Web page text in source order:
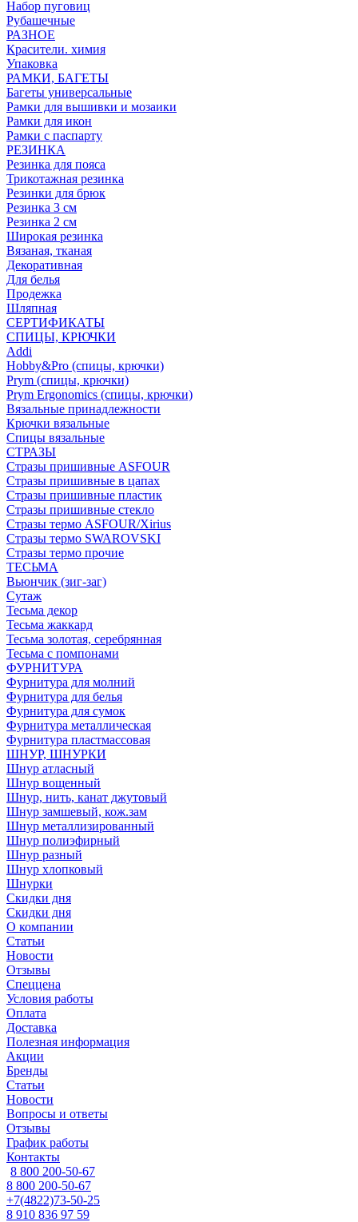
Набор пуговиц
Рубашечные
РАЗНОЕ
Красители. химия
Упаковка
РАМКИ, БАГЕТЫ
Багеты универсальные
Рамки для вышивки и мозаики
Рамки для икон
Рамки с паспарту
РЕЗИНКА
Резинка для пояса
Трикотажная резинка
Резинки для брюк
Резинка 3 см
Резинка 2 см
Широкая резинка
Вязаная, тканая
Декоративная
Для белья
Продежка
Шляпная
СЕРТИФИКАТЫ
СПИЦЫ, КРЮЧКИ
Addi
Hobby&Pro (спицы, крючки)
Prym (спицы, крючки)
Prym Ergonomics (спицы, крючки)
Вязальные принадлежности
Крючки вязальные
Спицы вязальные
СТРАЗЫ
Стразы пришивные ASFOUR
Стразы пришивные в цапах
Стразы пришивные пластик
Стразы пришивные стекло
Стразы термо ASFOUR/Xirius
Стразы термо SWAROVSKI
Стразы термо прочие
ТЕСЬМА
Вьюнчик (зиг-заг)
Сутаж
Тесьма декор
Тесьма жаккард
Тесьма золотая, серебрянная
Тесьма с помпонами
ФУРНИТУРА
Фурнитура для молний
Фурнитура для белья
Фурнитура для сумок
Фурнитура металлическая
Фурнитура пластмассовая
ШНУР, ШНУРКИ
Шнур атласный
Шнур вощенный
Шнур, нить, канат джутовый
Шнур замшевый, кож.зам
Шнур металлизированный
Шнур полиэфирный
Шнур разный
Шнур хлопковый
Шнурки
Скидки дня
Скидки дня
О компании
Статьи
Новости
Отзывы
Спеццена
Условия работы
Оплата
Доставка
Полезная информация
Акции
Бренды
Статьи
Новости
Вопросы и ответы
Отзывы
График работы
Контакты
8 800 200-50-67
8 800 200-50-67
+7(4822)73-50-25
8 910 836 97 59